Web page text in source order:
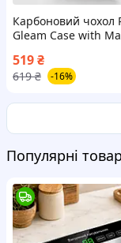
Карбоновий чохол
Gleam Case with
Sunset) | Чохол-
Магсейф на Айфон
519₴
619 ₴ -16%
Популярні